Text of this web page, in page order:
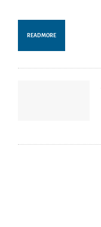
READ MORE